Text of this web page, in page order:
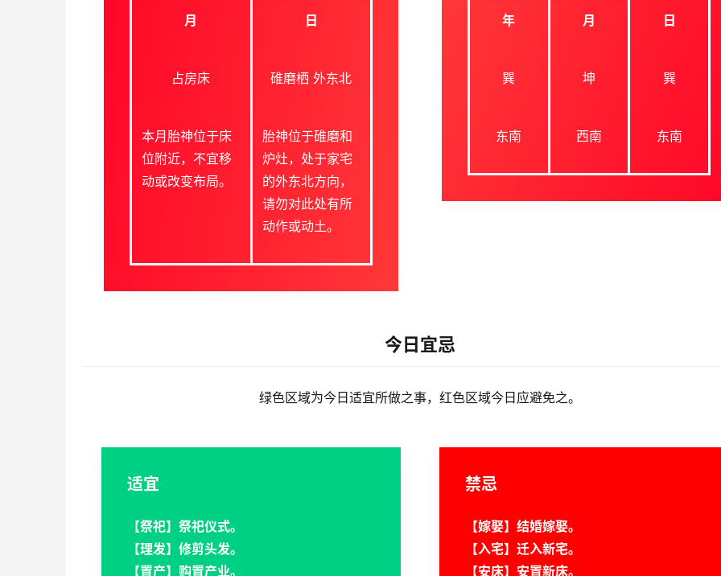
月
占房床
本月胎神位于床
位附近，不宜移
动或改变布局。
日
碓磨栖 外东北
胎神位于碓磨和
炉灶，处于家宅
的外东北方向，
请勿对此处有所
动作或动土。
年
巽
东南
月
坤
西南
日
巽
东南
今日宜忌
绿色区域为今日适宜所做之事，红色区域今日应避免之。
适宜
【祭祀】祭祀仪式。
【理发】修剪头发。
【置产】购置产业。
禁忌
【嫁娶】结婚嫁娶。
【入宅】迁入新宅。
【安床】安置新床。